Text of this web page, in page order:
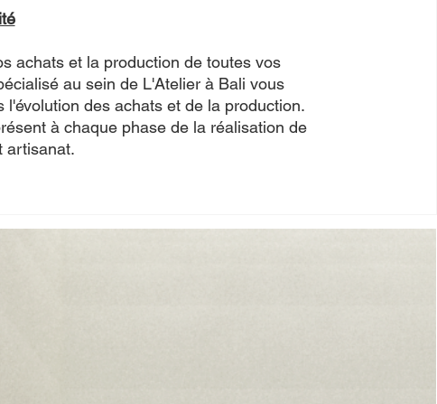
achats et la production de toutes vos
au sein de L'Atelier à Bali vous
l'évolution des achats et de la production.
à chaque phase de la réalisation de
artisanat.